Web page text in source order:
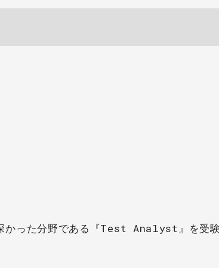
かった分野である『Test Analyst』を受